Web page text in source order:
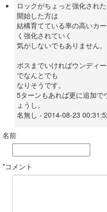
ロックがちょっと強化され
開始した方は
結構育てている率の高いカ
く強化されていく
気がしないでもありません。
ボスまでいければウンディ
でなんとでも
なりそうです。
5ターンもあれば更に追加で
ょうし。
名無し - 2014-08-23
名前
*コメント